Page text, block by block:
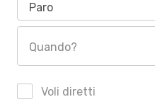
Paro
Quando?
Voli diretti